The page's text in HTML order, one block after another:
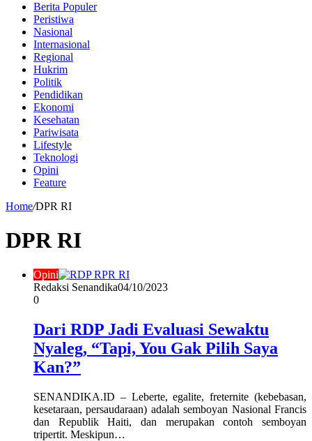
Berita Populer
Peristiwa
Nasional
Internasional
Regional
Hukrim
Politik
Pendidikan
Ekonomi
Kesehatan
Pariwisata
Lifestyle
Teknologi
Opini
Feature
Home/DPR RI
DPR RI
Opini
Redaksi Senandika04/10/2023
0
Dari RDP Jadi Evaluasi Sewaktu
Nyaleg, “Tapi, You Gak Pilih Saya
Kan?”
SENANDIKA.ID – Leberte, egalite, freternite (kebebasan,
kesetaraan, persaudaraan) adalah semboyan Nasional Francis
dan Republik Haiti, dan merupakan contoh semboyan
tripertit. Meskipun…